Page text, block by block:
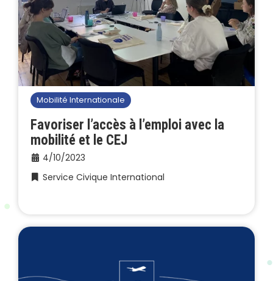
Mobilité Internationale
Favoriser l’accès à l’emploi avec la
mobilité et le CEJ
4/10/2023
Service Civique International